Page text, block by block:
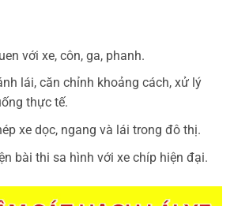
với xe, côn, ga, phanh.
lái, căn chỉnh khoảng cách, xử lý
thực tế.
xe dọc, ngang và lái trong đô thị.
bài thi sa hình với xe chíp hiện đại.